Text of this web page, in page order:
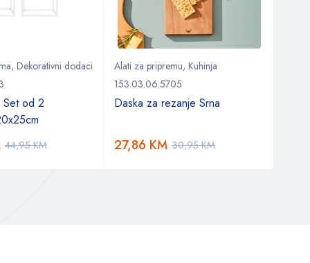
, Dekorativni dodaci
Set od 2
44,95KM
Alati za pripremu, Kuhinja
153.03.06.5705
Daska za rezanje Srna
30,95KM
27,86 KM